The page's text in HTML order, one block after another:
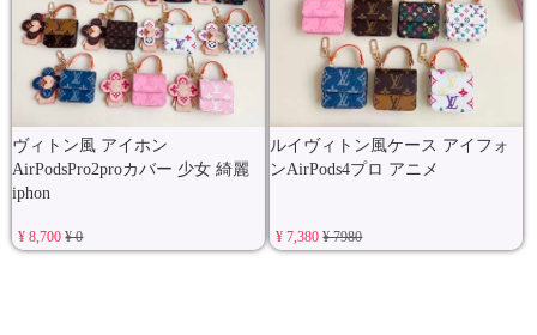
ヴィトン風 アイホン
AirPodsPro2proカバー 少女 綺麗
iphon
¥ 8,700¥ 0
ルイヴィトン風ケース アイフォ
ンAirPods4プロ アニメ
¥ 7,380¥ 7980